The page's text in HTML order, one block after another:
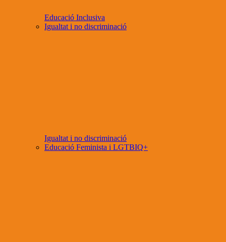
Educació Inclusiva
Igualtat i no discriminació
Igualtat i no discriminació
Educació Feminista i LGTBIQ+